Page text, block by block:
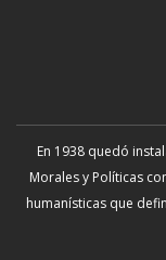
En 1938 quedó
Morales y Políticas
humanísticas que